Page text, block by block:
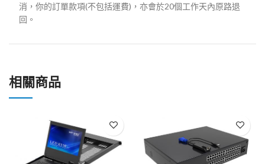
消，你的訂單款項(不包括運費)，亦會於20個工作天內原路退
回。
相關商品